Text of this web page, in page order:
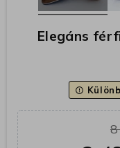
Elegáns
error_outline